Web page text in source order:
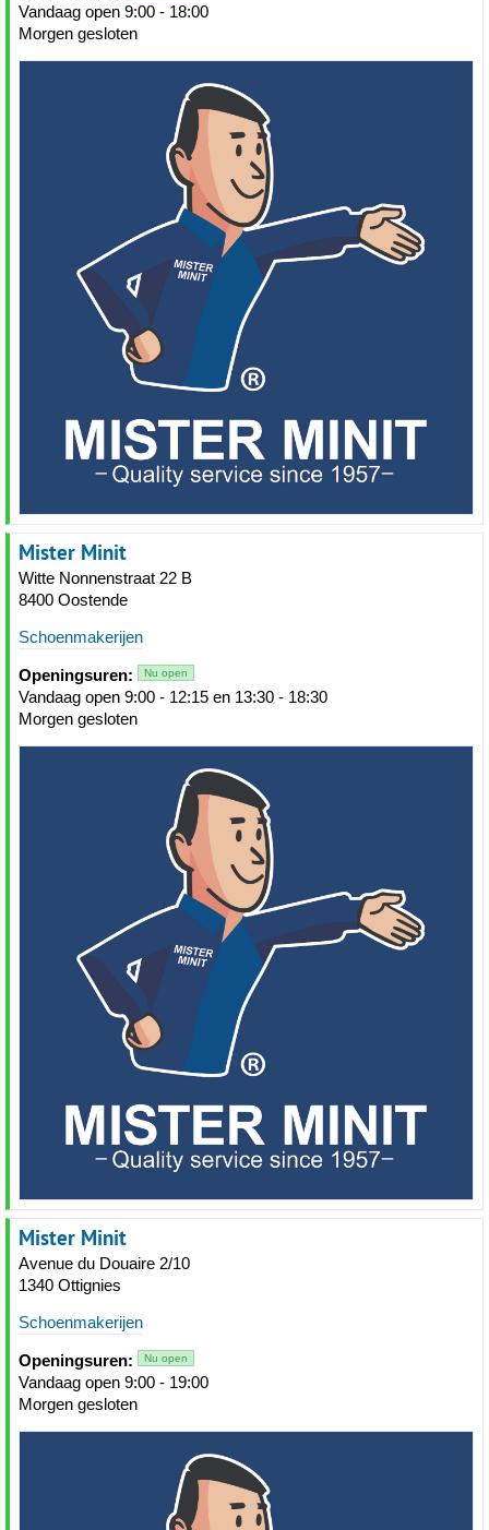
Vandaag open 9:00 - 18:00
Morgen gesloten
Mister Minit
Witte Nonnenstraat 22 B
8400 Oostende
Schoenmakerijen
Openingsuren: Nu open
Vandaag open 9:00 - 12:15 en 13:30 - 18:30
Morgen gesloten
Mister Minit
Avenue du Douaire 2/10
1340 Ottignies
Schoenmakerijen
Openingsuren: Nu open
Vandaag open 9:00 - 19:00
Morgen gesloten